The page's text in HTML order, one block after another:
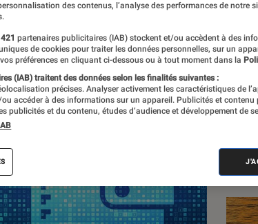
des contenus, l’analyse des performances de notre
421 partenaires publicitaires (IAB) stockent et/ou accèdent à des
de cookies pour traiter les données personnelles, sur un
préférences en cliquant ci-dessous ou à tout moment dans la
(IAB) traitent des données selon les finalités suivantes :
précises. Analyser activement les caractéristiques de
ou accéder à des informations sur un appareil. Publicités et contenu
publicités et du contenu, études d’audience et développement de